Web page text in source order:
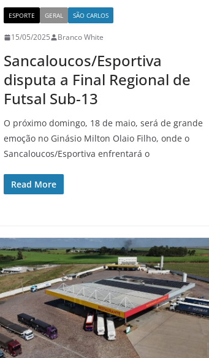
ESPORTE GERAL SÃO CARLOS
15/05/2025 Branco White
Sancaloucos/Esportiva
disputa a Final Regional de
Futsal Sub-13
O próximo domingo, 18 de maio, será de grande
emoção no Ginásio Milton Olaio Filho, onde o
Sancaloucos/Esportiva enfrentará o
Read More